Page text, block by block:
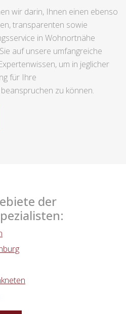
wir darin, Ihnen einen ebenso
transparenten sowie
in Wohnortnähe
auf unsere umfangreiche
um in jeglicher
für Ihre
zu können.
der